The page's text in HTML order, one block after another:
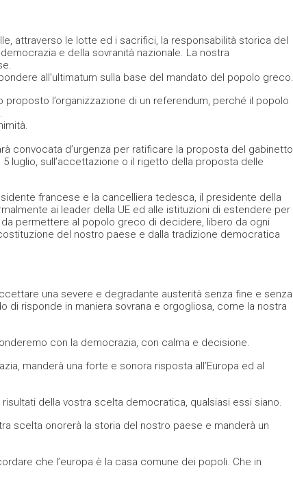
attraverso le lotte ed i sacrifici, la responsabilità storica del
e della sovranità nazionale. La nostra
all’ultimatum sulla base del mandato del popolo greco.
proposto l’organizzazione di un referendum, perché il popolo
convocata d’urgenza per ratificare la proposta del gabinetto
luglio, sull’accettazione o il rigetto della proposta delle
francese e la cancelliera tedesca, il presidente della
ai leader della UE ed alle istituzioni di estendere per
permettere al popolo greco di decidere, libero da ogni
del nostro paese e dalla tradizione democratica
una severe e degradante austerità senza fine e senza
di risponde in maniera sovrana e orgogliosa, come la nostra
con la democrazia, con calma e decisione.
manderà una forte e sonora risposta all’Europa ed al
della vostra scelta democratica, qualsiasi essi siano.
scelta onorerà la storia del nostro paese e manderà un
che l’europa è la casa comune dei popoli. Che in